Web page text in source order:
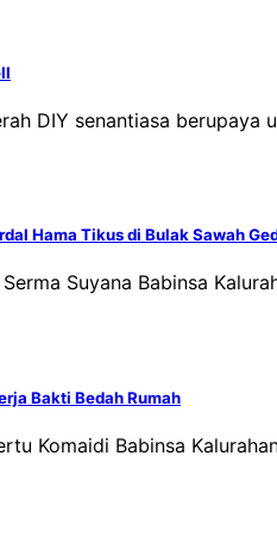
DIY senantiasa
Hama Tikus di Bulak Sawah
Suyana Babinsa
Bakti Bedah Rumah
Komaidi Babinsa